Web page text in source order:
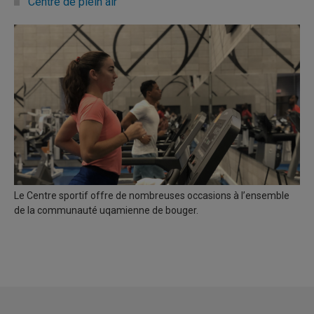
Le Centre sportif offre de nombreuses occasions à l’ensemble
de la communauté uqamienne de bouger.